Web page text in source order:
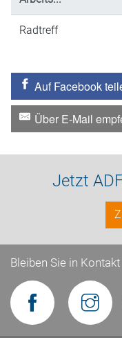
Radtreff
Auf Facebook
Über E-Mail
Jetzt
Bleiben Sie in Kontakt